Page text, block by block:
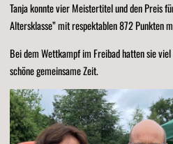
Tanja konnte vier Meistertitel und den Preis
Altersklasse” mit respektablen 872 Punkten
Bei dem Wettkampf im Freibad hatten sie
schöne gemeinsame Zeit.